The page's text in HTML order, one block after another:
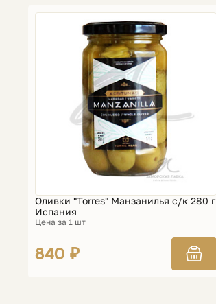
Оливки "Torres" Манзанилья с/к 280 г
Испания
Цена за 1 шт
840 ₽